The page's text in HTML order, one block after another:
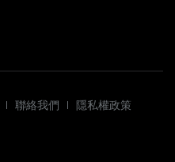
聯絡我們
隱私權政策